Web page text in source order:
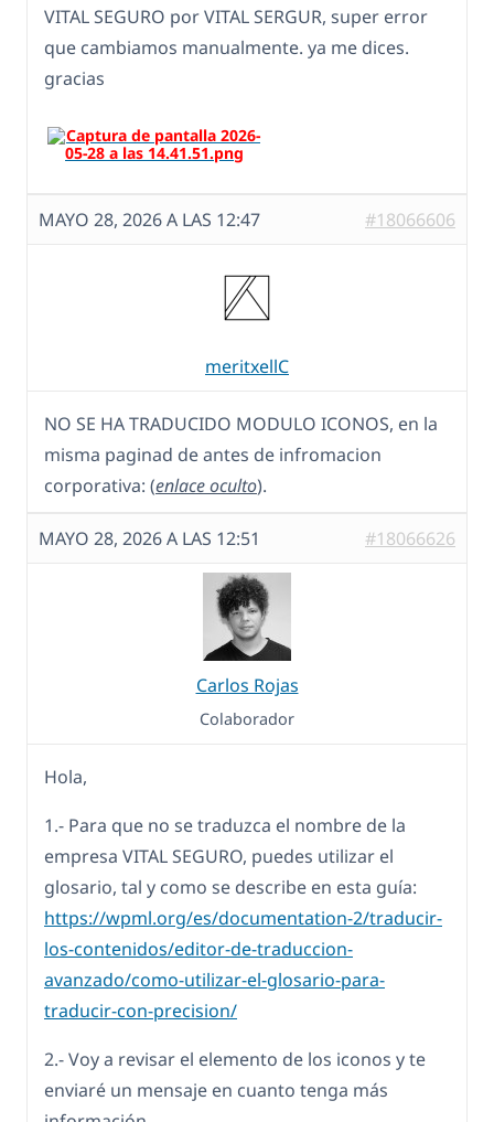
VITAL SEGURO por VITAL SERGUR, super error
que cambiamos manualmente. ya me dices.
gracias
MAYO 28, 2026 A LAS 12:47 #18066606
meritxellC
NO SE HA TRADUCIDO MODULO ICONOS, en la
misma paginad de antes de infromacion
corporativa: (enlace oculto).
MAYO 28, 2026 A LAS 12:51 #18066626
Carlos Rojas
Colaborador
Hola,
1.- Para que no se traduzca el nombre de la
empresa VITAL SEGURO, puedes utilizar el
glosario, tal y como se describe en esta guía:
https://wpml.org/es/documentation-2/traducir-
los-contenidos/editor-de-traduccion-
avanzado/como-utilizar-el-glosario-para-
traducir-con-precision/
2.- Voy a revisar el elemento de los iconos y te
enviaré un mensaje en cuanto tenga más